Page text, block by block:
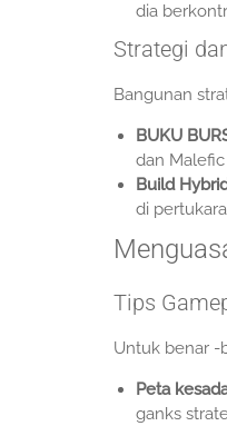
dia
Strategi
Bangunan
BUKU
dan Malefic
Build
di
Tips
Untuk benar -
Peta
ganks